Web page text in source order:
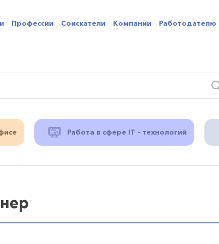
Профессии Соискатели Компании Работодателю
Работа в сфере IT - технологий